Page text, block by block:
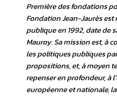
Première des fondations
Fondation Jean-Jaurès est
publique en 1992, date de
Mauroy. Sa mission est, à
les politiques publiques
propositions, et, à moyen
repenser en profondeur, à
européenne et nationale,